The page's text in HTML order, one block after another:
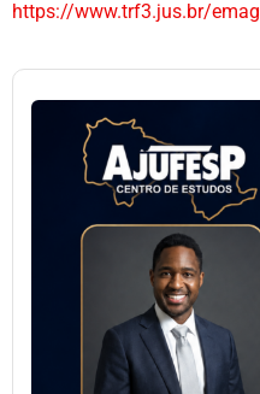
https://www.trf3.jus.br/emag